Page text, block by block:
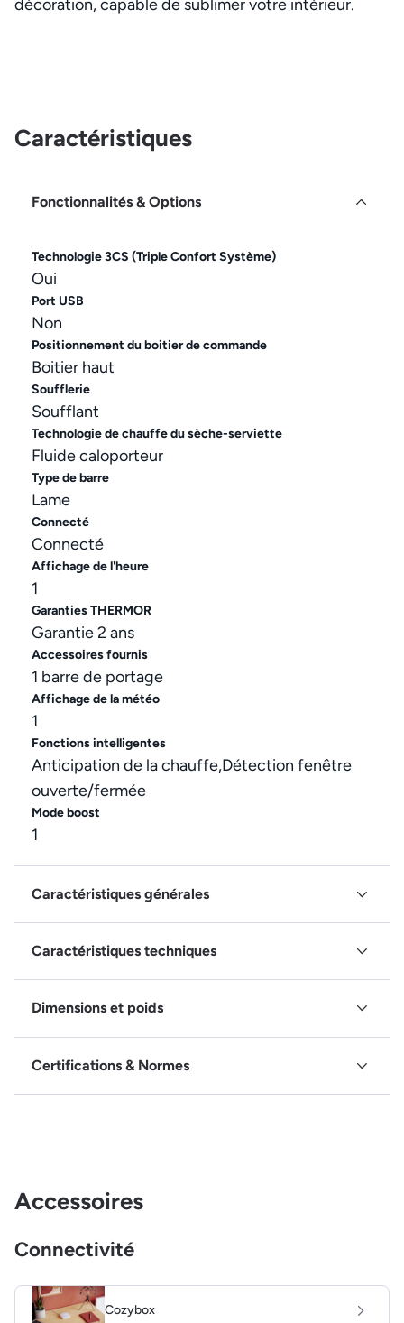
décoration, capable de sublimer votre intérieur.
Caractéristiques
Fonctionnalités & Options
Technologie 3CS (Triple Confort Système)
Oui
Port USB
Non
Positionnement du boitier de commande
Boitier haut
Soufflerie
Soufflant
Technologie de chauffe du sèche-serviette
Fluide caloporteur
Type de barre
Lame
Connecté
Connecté
Affichage de l'heure
1
Garanties THERMOR
Garantie 2 ans
Accessoires fournis
1 barre de portage
Affichage de la météo
1
Fonctions intelligentes
Anticipation de la chauffe,Détection fenêtre
ouverte/fermée
Mode boost
1
Caractéristiques générales
Caractéristiques techniques
Dimensions et poids
Certifications & Normes
Accessoires
Connectivité
Cozybox